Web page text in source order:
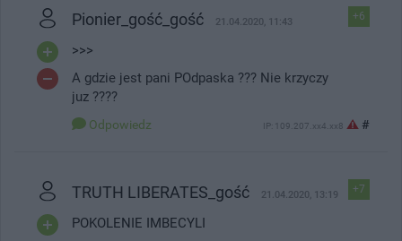
+6
Pionier_gość_gość 21.04.2020, 11:43
>>>
A gdzie jest pani POdpaska ??? Nie krzyczy
juz ????
Odpowiedz IP: 109.207.xx4.xx8 #
+7
TRUTH LIBERATES_gość 21.04.2020, 13:19
POKOLENIE IMBECYLI